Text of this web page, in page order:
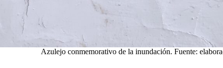
Azulejo conmemorativo de la inundación. Fuente: